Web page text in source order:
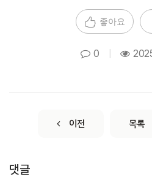
좋아요
0
이전 목록
댓글